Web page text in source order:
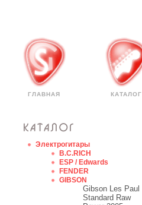
ГЛАВНАЯ КАТАЛОГ
Электрогитары
B.C.RICH
ESP / Edwards
FENDER
GIBSON
Gibson Les Paul
Standard Raw